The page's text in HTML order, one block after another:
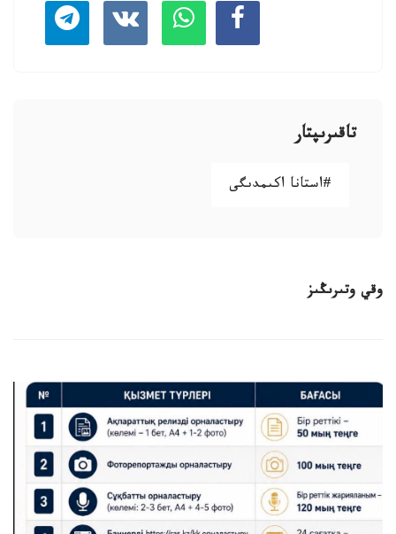
تاقىرىپتار
#استانا اكىمدىگى
وقي وتىرىڭىز